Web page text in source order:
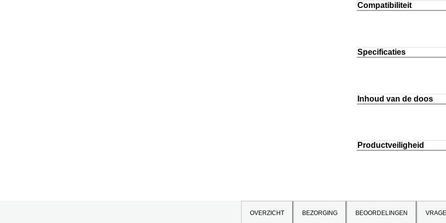
Compatibiliteit
Specificaties
Inhoud van de doos
Productveiligheid
OVERZICHT BEZORGING BEOORDELINGEN